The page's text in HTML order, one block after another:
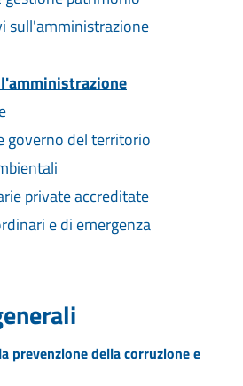
sull'amministrazione
governo del territorio
private accreditate
e di emergenza
prevenzione della corruzione e